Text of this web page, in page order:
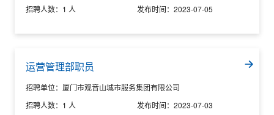
招聘人数： 1 人 发布时间： 2023-07-05
运营管理部职员
招聘单位： 厦门市观音山城市服务集团有限公司
招聘人数： 1 人 发布时间： 2023-07-03